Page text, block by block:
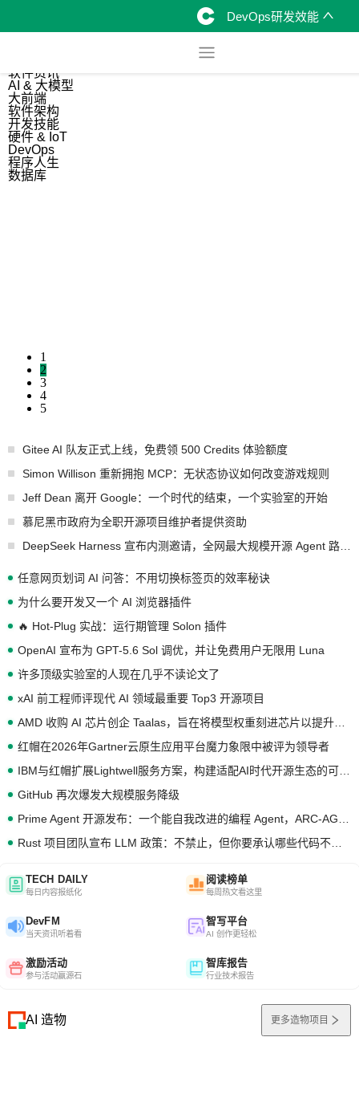
DevOps研发效能
软件资讯
AI & 大模型
大前端
软件架构
开发技能
硬件 & IoT
DevOps
程序人生
数据库
1
2
3
4
5
Gitee AI 队友正式上线，免费领 500 Credits 体验额度
Simon Willison 重新拥抱 MCP：无状态协议如何改变游戏规则
Jeff Dean 离开 Google：一个时代的结束，一个实验室的开始
慕尼黑市政府为全职开源项目维护者提供资助
任意网页划词 AI 问答：不用切换标签页的效率秘诀
为什么要开发又一个 AI 浏览器插件
🔥 Hot-Plug 实战：运行期管理 Solon 插件
OpenAI 宣布为 GPT-5.6 Sol 调优，并让免费用户无限用 Luna
许多顶级实验室的人现在几乎不读论文了
xAI 前工程师评现代 AI 领域最重要 Top3 开源项目
红帽在2026年Gartner云原生应用平台魔力象限中被评为领导者
GitHub 再次爆发大规模服务降级
TECH DAILY
每日内容报纸化
阅读榜单
每周热文看这里
DevFM
当天资讯听着看
智写平台
AI 创作更轻松
激励活动
参与活动赢源石
智库报告
行业技术报告
AI 造物 更多造物项目